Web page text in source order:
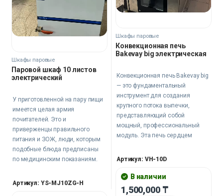
Шкафы паровые
Паровой шкаф 10 листов
электрический
У приготовленной на пару пищи
имеется целая армия
почитателей. Это и
приверженцы правильного
питания и ЗОЖ, люди, которым
подобные блюда предписаны
по медицинским показаниям.
Артикул: YS-MJ10ZG-H
Шкафы паровые
Конвекционная печь
Bakevay big электрическая
Конвекционная печь Bakevay big
— это фундаментальный
инструмент для создания
крупного потока выпечки,
представляющий собой
мощный, профессиональный
модуль. Эта печь сердцем
кондитерского цеха или крупной
напряжении 380 В.
Артикул: VH-10D
В наличии
1,500,000 ₸